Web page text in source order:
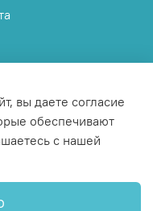
без письменного
вы даете согласие
обеспечивают
с нашей